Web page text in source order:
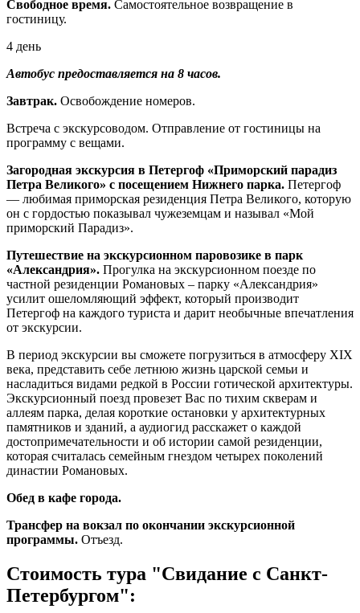
Свободное время. Самостоятельное возвращение в
гостиницу.
4 день
Автобус предоставляется на 8 часов.
Завтрак. Освобождение номеров.
Встреча с экскурсоводом. Отправление от гостиницы на
программу с вещами.
Загородная экскурсия в Петергоф «Приморский парадиз
Петра Великого» с посещением Нижнего парка. Петергоф
— любимая приморская резиденция Петра Великого, которую
он с гордостью показывал чужеземцам и называл «Мой
приморский Парадиз».
Путешествие на экскурсионном паровозике в парк
«Александрия». Прогулка на экскурсионном поезде по
частной резиденции Романовых – парку «Александрия»
усилит ошеломляющий эффект, который производит
Петергоф на каждого туриста и дарит необычные впечатления
от экскурсии.
В период экскурсии вы сможете погрузиться в атмосферу XIX
века, представить себе летнюю жизнь царской семьи и
насладиться видами редкой в России готической архитектуры.
Экскурсионный поезд провезет Вас по тихим скверам и
аллеям парка, делая короткие остановки у архитектурных
памятников и зданий, а аудиогид расскажет о каждой
достопримечательности и об истории самой резиденции,
которая считалась семейным гнездом четырех поколений
династии Романовых.
Обед в кафе города.
Трансфер на вокзал по окончании экскурсионной
программы. Отъезд.
Стоимость тура "Свидание с Санкт-
Петербургом":